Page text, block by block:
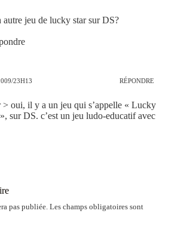
autre jeu de lucky star sur DS?
23H13 RÉPONDRE
> oui, il y a un jeu qui s’appelle « Lucky
sur DS. c’est un jeu ludo-educatif avec
pas publiée. Les champs obligatoires sont